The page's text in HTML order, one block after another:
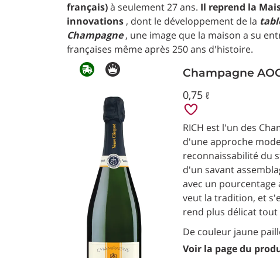
français)à seulement 27 ans. Il reprend la
innovations , dont le développement de la
Champagne, une image que la maison a su
françaises même après 250 ans d'histoire.
Champagne
0,75 ℓ
RICH est l'un des
d'une approche
reconnaissabilité du
d'un savant
avec un pourcentage
veut la tradition, et
rend plus délicat tout
De couleur jaune
Voir la page du